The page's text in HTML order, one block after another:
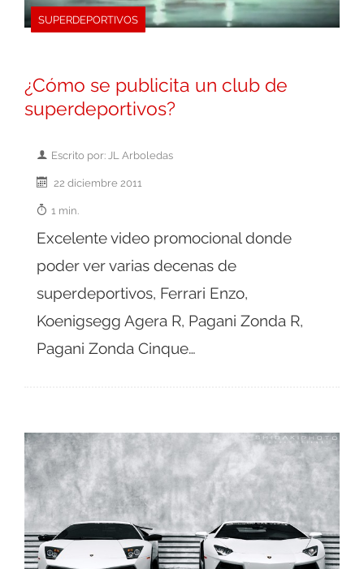
SUPERDEPORTIVOS
¿Cómo se publicita un club de
superdeportivos?
Escrito por: JL Arboledas
22 diciembre 2011
1 min.
Excelente video promocional donde
poder ver varias decenas de
superdeportivos, Ferrari Enzo,
Koenigsegg Agera R, Pagani Zonda R,
Pagani Zonda Cinque…